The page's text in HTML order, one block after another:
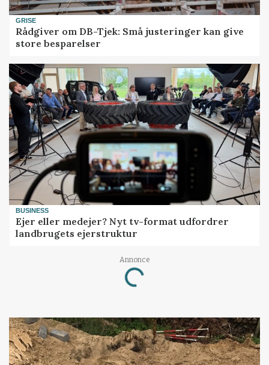
GRISE
Rådgiver om DB-Tjek: Små justeringer kan give
store besparelser
BUSINESS
Ejer eller medejer? Nyt tv-format udfordrer
landbrugets ejerstruktur
Annonce
Loading...